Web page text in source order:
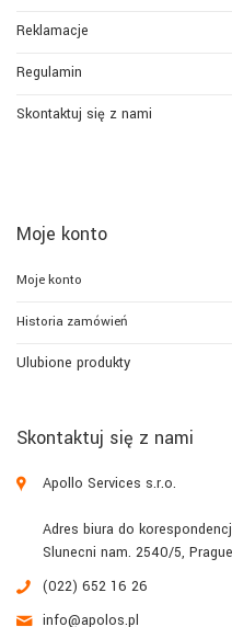
Reklamacje
Regulamin
Skontaktuj się z nami
Moje konto
Moje konto
Historia zamówień
Ulubione produkty
Skontaktuj się z nami
Apollo Services s.r.o.
Adres biura do
Slunecni nam. 2540/5,
(022) 652 16 26
info@apolos.pl